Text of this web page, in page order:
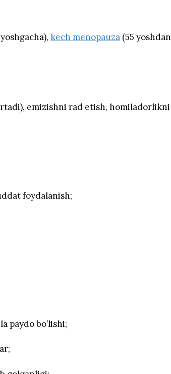
kech menopauza (55 yoshdan
emizishni rad etish, homiladorlikni
foydalanish;
paydo bo’lishi;